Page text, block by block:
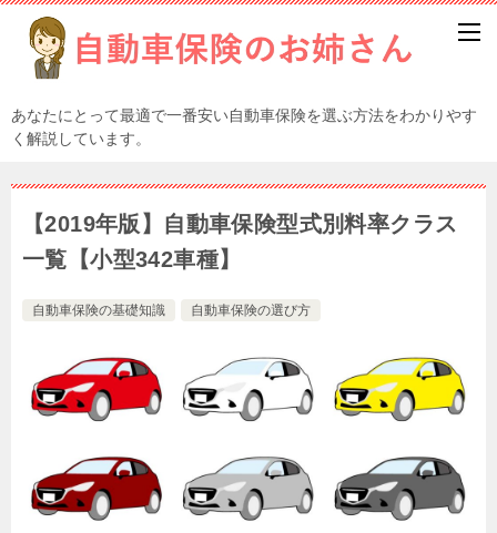
あなたにとって最適で一番安い自動車保険を選ぶ方法をわかりやす
く解説しています。
【2019年版】自動車保険型式別料率クラス
一覧【小型342車種】
自動車保険の基礎知識 自動車保険の選び方